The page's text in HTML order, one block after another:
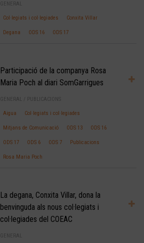
GENERAL
Col·legiats i col·legiades Conxita Villar
Degana ODS 16 ODS 17
Participació de la companya Rosa
Maria Poch al diari SomGarrigues
GENERAL PUBLICACIONS
Aigua Col·legiats i col·legiades
Mitjans de Comunicació ODS 13 ODS 16
ODS 17 ODS 6 ODS 7 Publicacions
Rosa Maria Poch
La degana, Conxita Villar, dona la
benvinguda als nous col·legiats i
col·legiades del COEAC
GENERAL